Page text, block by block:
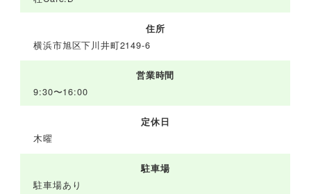
住所
横浜市旭区下川井町2149-6
営業時間
9:30〜16:00
定休日
木曜
駐車場
駐車場あり